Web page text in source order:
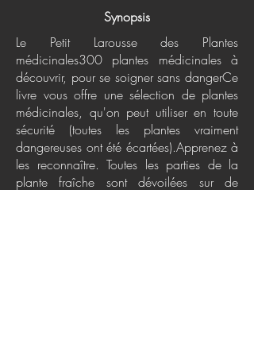
Synopsis
Le Petit Larousse des Plantes
médicinales300 plantes médicinales à
découvrir, pour se soigner sans dangerCe
livre vous offre une sélection de plantes
médicinales, qu'on peut utiliser en toute
sécurité (toutes les plantes vraiment
dangereuses ont été écartées).Apprenez à
les reconnaître. Toutes les parties de la
plante fraîche sont dévoilées sur de